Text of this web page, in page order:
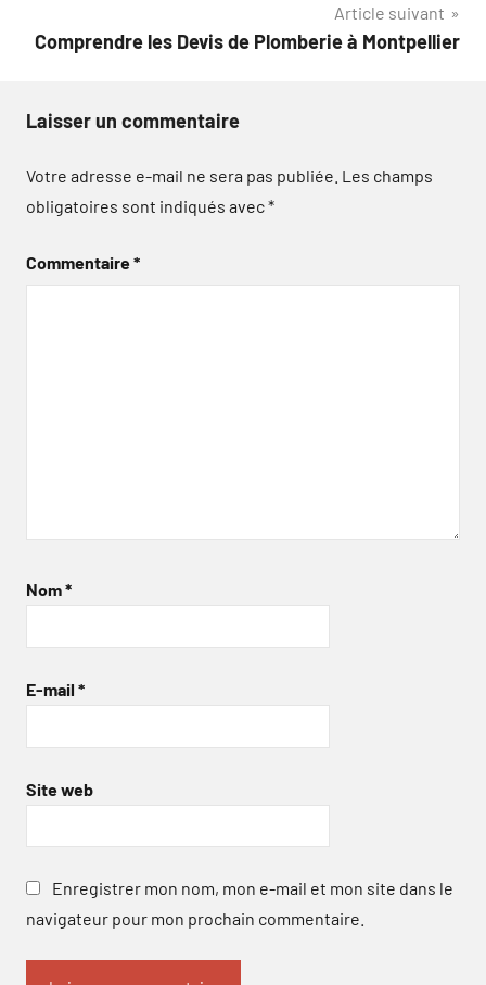
Article suivant
Comprendre les Devis de Plomberie à Montpellier
Laisser un commentaire
Votre adresse e-mail ne sera pas publiée. Les champs
obligatoires sont indiqués avec*
Commentaire*
Nom*
E-mail *
Site web
Enregistrer mon nom, mon e-mail et mon site dans le
navigateur pour mon prochain commentaire.